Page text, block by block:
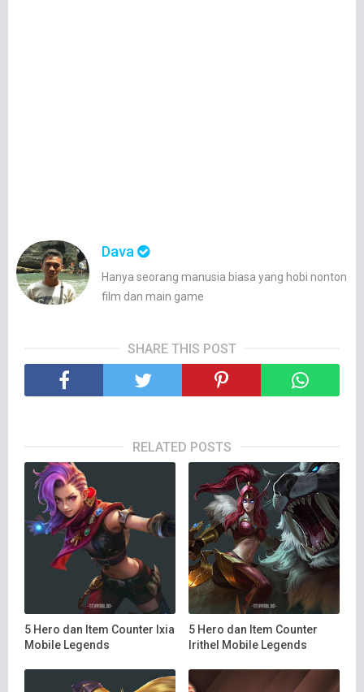
Dava
Hanya seorang manusia biasa yang hobi nonton
film dan main game
SHARE THIS POST
RELATED POSTS
5 Hero dan Item Counter Ixia
Mobile Legends
5 Hero dan Item Counter
Irithel Mobile Legends